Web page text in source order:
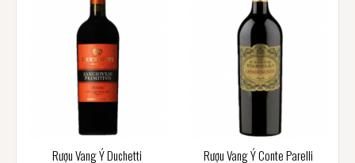
Rượu Vang Ý Duchetti
Rượu Vang Ý Conte Parelli